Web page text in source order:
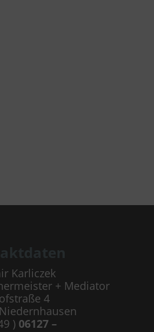
Karliczek
+ Mediator
4
) 06127 –